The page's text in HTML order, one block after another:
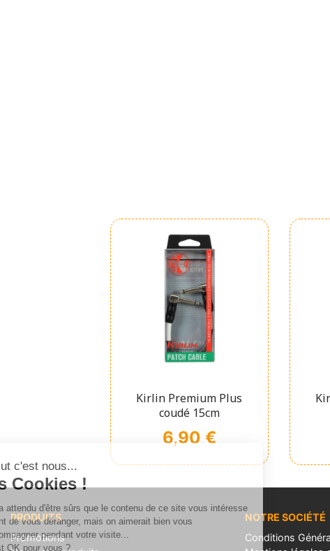
Kirlin Premium Plus
coudé 15cm
Prix
6,90 €
PRODUITS
Promotions
NOTRE SOCIÉTÉ
Conditions
Salut c'est nous...
les Cookies !
On a attendu d'être sûrs que le contenu de ce site vous intéresse
avant de vous déranger, mais on aimerait bien vous
accompagner pendant votre visite...
C'est OK pour vous ?